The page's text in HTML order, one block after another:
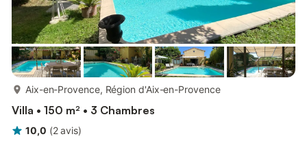
Aix-en-Provence, Région d'Aix-en-Provence
Villa • 150 m² • 3 Chambres
10,0 (2 avis)